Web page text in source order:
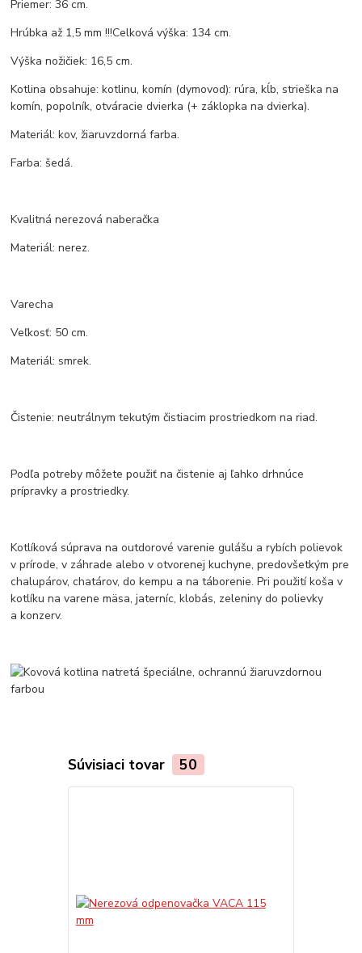
Priemer: 36 cm.
Hrúbka až 1,5 mm !!!Celková výška: 134 cm.
Výška nožičiek: 16,5 cm.
Kotlina obsahuje: kotlinu, komín (dymovod): rúra, kĺb, strieška na
komín, popolník, otváracie dvierka (+ záklopka na dvierka).
Materiál: kov, žiaruvzdorná farba.
Farba: šedá.
Kvalitná nerezová naberačka
Materiál: nerez.
Varecha
Veľkosť: 50 cm.
Materiál: smrek.
Čistenie: neutrálnym tekutým čistiacim prostriedkom na riad.
Podľa potreby môžete použiť na čistenie aj ľahko drhnúce
prípravky a prostriedky.
Kotlíková súprava na outdorové varenie gulášu a rybích polievok
v prírode, v záhrade alebo v otvorenej kuchyne, predovšetkým pre
chalupárov, chatárov, do kempu a na táborenie. Pri použití koša v
kotlíku na varene mäsa, jaterníc, klobás, zeleniny do polievky
a konzerv.
Súvisiaci tovar 50